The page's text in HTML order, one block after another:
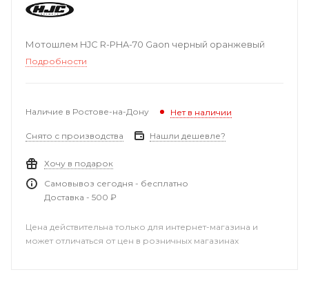
Мотошлем HJC R-PHA-70 Gaon черный оранжевый
Подробности
Наличие в Ростове-на-Дону Нет в наличии
Снято с производства Нашли дешевле?
Хочу в подарок
Самовывоз сегодня - бесплатно
Доставка - 500 ₽
Цена действительна только для интернет-магазина и
может отличаться от цен в розничных магазинах